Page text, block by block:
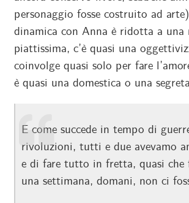
personaggio fosse costruito ad
dinamica con Anna è ridotta a una
piattissima, c’è quasi una
coinvolge quasi solo per fare
è quasi una domestica o una
E come succede in tempo di
rivoluzioni, tutti e due avevamo
e di fare tutto in fretta, quasi che
una settimana, domani, non ci